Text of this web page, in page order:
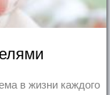
в жизни каждого